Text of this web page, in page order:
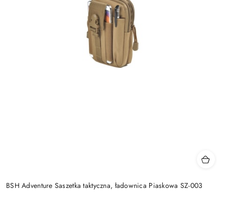
BSH Adventure Saszetka taktyczna, ładownica Piaskowa SZ-003